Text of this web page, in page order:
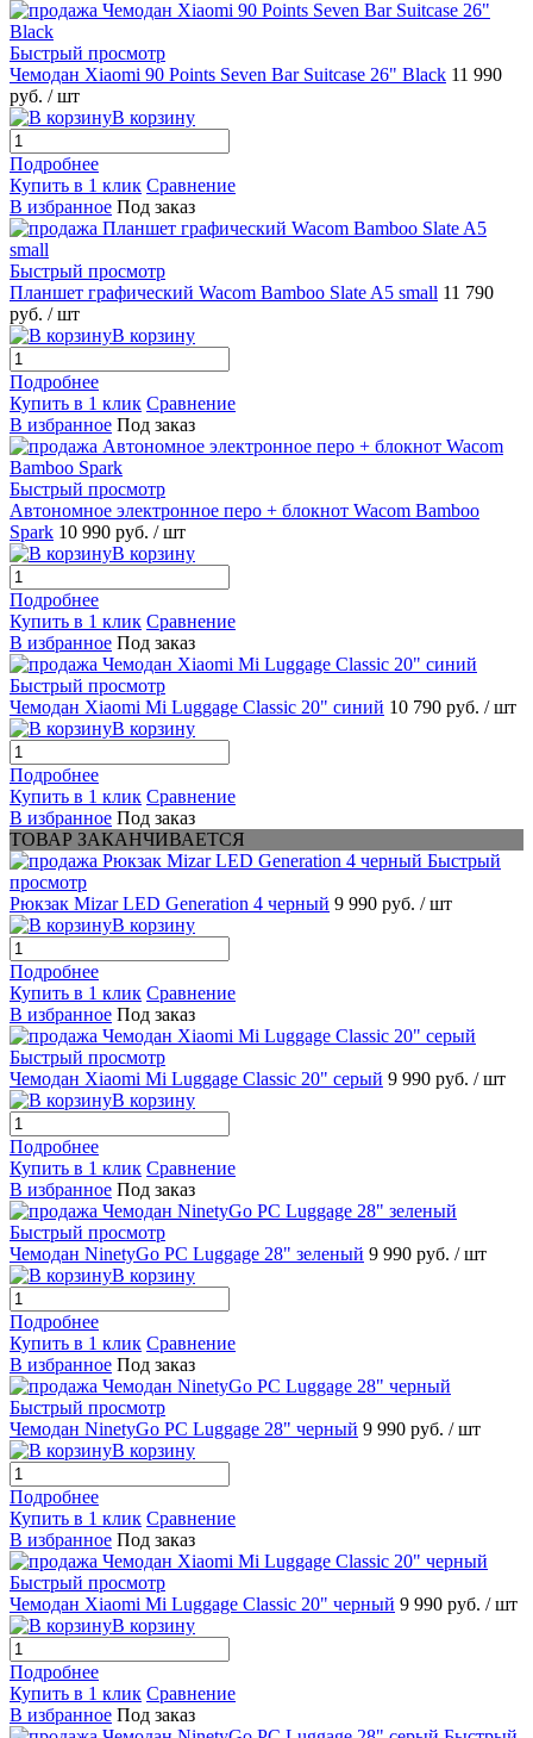
Быстрый просмотр
Чемодан Xiaomi 90 Points Seven Bar Suitcase 26" Black 11 990
руб. / шт
В корзину
Подробнее
Купить в 1 клик Сравнение
В избранное Под заказ
Быстрый просмотр
Планшет графический Wacom Bamboo Slate A5 small 11 790
руб. / шт
В корзину
Подробнее
Купить в 1 клик Сравнение
В избранное Под заказ
Быстрый просмотр
Автономное электронное перо + блокнот Wacom Bamboo
Spark 10 990 руб. / шт
В корзину
Подробнее
Купить в 1 клик Сравнение
В избранное Под заказ
Быстрый просмотр
Чемодан Xiaomi Mi Luggage Classic 20" синий 10 790 руб. / шт
В корзину
Подробнее
Купить в 1 клик Сравнение
В избранное Под заказ
ТОВАР ЗАКАНЧИВАЕТСЯ
Быстрый
просмотр
Рюкзак Mizar LED Generation 4 черный 9 990 руб. / шт
В корзину
Подробнее
Купить в 1 клик Сравнение
В избранное Под заказ
Быстрый просмотр
Чемодан Xiaomi Mi Luggage Classic 20" серый 9 990 руб. / шт
В корзину
Подробнее
Купить в 1 клик Сравнение
В избранное Под заказ
Быстрый просмотр
Чемодан NinetyGo PC Luggage 28" зеленый 9 990 руб. / шт
В корзину
Подробнее
Купить в 1 клик Сравнение
В избранное Под заказ
Быстрый просмотр
Чемодан NinetyGo PC Luggage 28" черный 9 990 руб. / шт
В корзину
Подробнее
Купить в 1 клик Сравнение
В избранное Под заказ
Быстрый просмотр
Чемодан Xiaomi Mi Luggage Classic 20" черный 9 990 руб. / шт
В корзину
Подробнее
Купить в 1 клик Сравнение
В избранное Под заказ